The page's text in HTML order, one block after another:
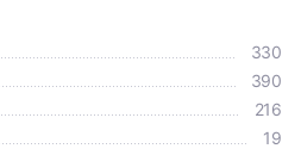
330
390
216
19